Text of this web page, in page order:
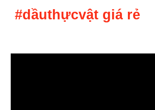
#dầuthựcvật giá rẻ